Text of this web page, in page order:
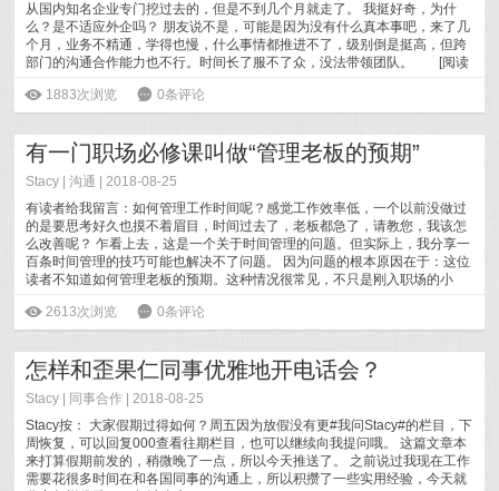
从国内知名企业专门挖过去的，但是不到几个月就走了。 我挺好奇，为什
么？是不适应外企吗？ 朋友说不是，可能是因为没有什么真本事吧，来了几
个月，业务不精通，学得也慢，什么事情都推进不了，级别倒是挺高，但跨
部门的沟通合作能力也不行。时间长了服不了众，没法带领团队。
[阅读
ė 1883次浏览 6 0条评论
有一门职场必修课叫做“管理老板的预期”
Stacy |沟通
| 2018-08-25
有读者给我留言：如何管理工作时间呢？感觉工作效率低，一个以前没做过
的是要思考好久也摸不着眉目，时间过去了，老板都急了，请教您，我该怎
么改善呢？ 乍看上去，这是一个关于时间管理的问题。但实际上，我分享一
百条时间管理的技巧可能也解决不了问题。 因为问题的根本原因在于：这位
读者不知道如何管理老板的预期。这种情况很常见，不只是刚入职场的小
ė 2613次浏览 6 0条评论
怎样和歪果仁同事优雅地开电话会？
Stacy 同事合作
| 2018-08-25
Stacy按： 大家假期过得如何？周五因为放假没有更#我问Stacy#的栏目，下
周恢复，可以回复000查看往期栏目，也可以继续向我提问哦。 这篇文章本
来打算假期前发的，稍微晚了一点，所以今天推送了。 之前说过我现在工作
需要花很多时间在和各国同事的沟通上，所以积攒了一些实用经验，今天就